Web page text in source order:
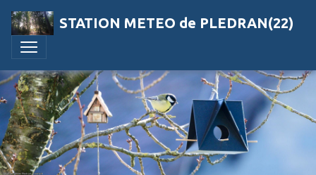
STATION METEO de PLEDRAN(22)